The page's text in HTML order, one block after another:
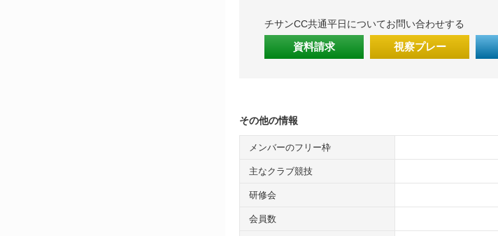
チサンCC共通平日についてお問い合わせする
資料請求 視察プレー
その他の情報
メンバーのフリー枠
主なクラブ競技
研修会
会員数